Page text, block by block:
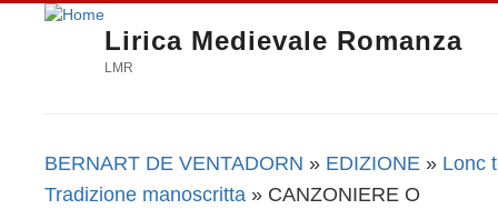
Lirica Medievale Romanza
LMR
Tu sei qui
BERNART DE VENTADORN » EDIZIONE » Lonc
Tradizione manoscritta » CANZONIERE O